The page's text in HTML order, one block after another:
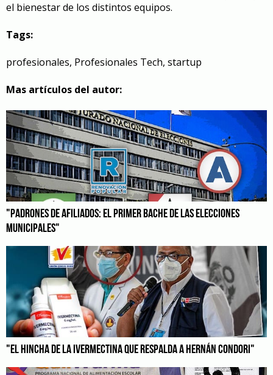
el bienestar de los distintos equipos.
Tags:
profesionales, Profesionales Tech, startup
Mas artículos del autor:
"PADRONES DE AFILIADOS: EL PRIMER BACHE DE LAS ELECCIONES
MUNICIPALES"
"EL HINCHA DE LA IVERMECTINA QUE RESPALDA A HERNÁN CONDORI"